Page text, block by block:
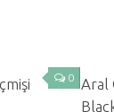
0
Aral